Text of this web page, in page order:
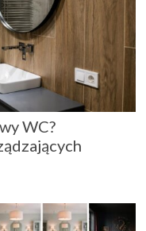
WC?